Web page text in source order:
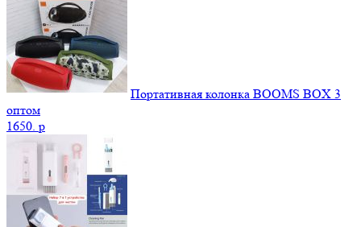
Портативная колонка BOOMS BOX 3
оптом
1650. p